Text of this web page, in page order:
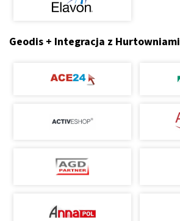
Geodis + Integracja z Hurtowniami